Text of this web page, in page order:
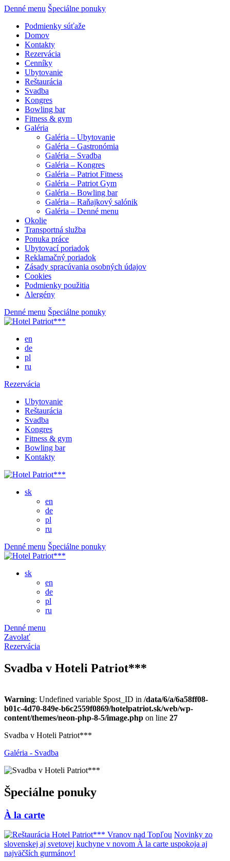
Denné menu Špeciálne ponuky
Podmienky súťaže
Domov
Kontakty
Rezervácia
Cenníky
Ubytovanie
Reštaurácia
Svadba
Kongres
Bowling bar
Fitness & gym
Galéria
Galéria – Ubytovanie
Galéria – Gastronómia
Galéria – Svadba
Galéria – Kongres
Galéria – Patriot Fitness
Galéria – Patriot Gym
Galéria – Bowling bar
Galéria – Raňajkový salónik
Galéria – Denné menu
Okolie
Transportná služba
Ponuka práce
Ubytovací poriadok
Reklamačný poriadok
Zásady spracúvania osobných údajov
Cookies
Podmienky použitia
Alergény
Denné menu Špeciálne ponuky
en
de
pl
ru
Rezervácia
Ubytovanie
Reštaurácia
Svadba
Kongres
Fitness & gym
Bowling bar
Kontakty
sk
en
de
pl
ru
Denné menu Špeciálne ponuky
sk
en
de
pl
ru
Denné menu
Zavolať
Rezervácia
Svadba v Hoteli Patriot***
Warning: Undefined variable $post_ID in /data/6/a/6a58ff08-
b01c-4d70-849e-b6c2559f0869/hotelpatriot.sk/web/wp-
content/themes/neon-php-8-5/image.php on line 27
Svadba v Hoteli Patriot***
Galéria - Svadba
Špeciálne ponuky
À la carte
Novinky zo
slovenskej aj svetovej kuchyne v novom À la carte uspokoja aj
najväčších gurmánov!